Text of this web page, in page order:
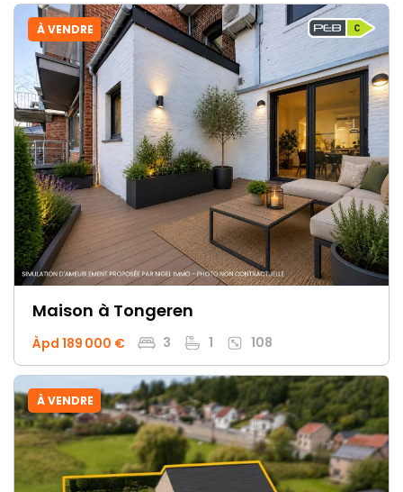
À VENDRE
Maison à Tongeren
Àpd 189 000 € 3 1 108
À VENDRE